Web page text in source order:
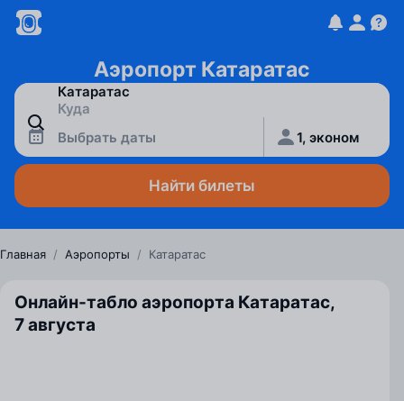
Аэропорт Катаратас
Выбрать даты 1, эконом
Найти билеты
Главная / Аэропорты / Катаратас
Онлайн-табло аэропорта Катаратас,
7 августа